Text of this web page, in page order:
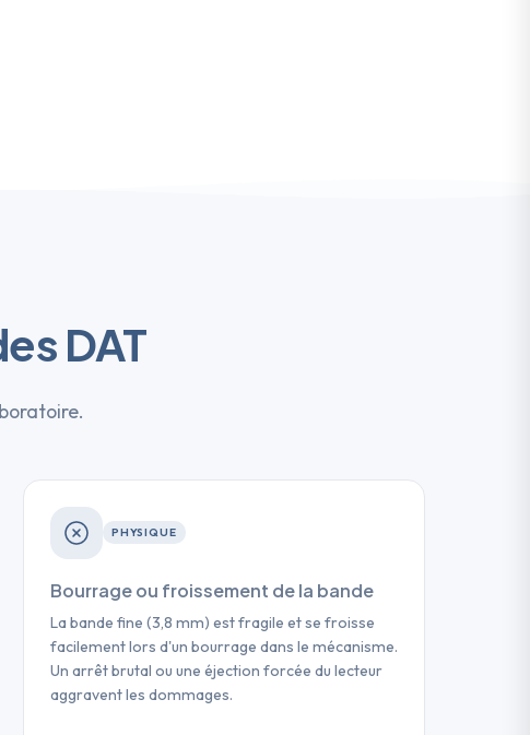
DAT
PHYSIQUE
Bourrage ou froissement de la bande
La bande fine (3,8 mm) est fragile et se froisse
facilement lors d'un bourrage dans le mécanisme.
Un arrêt brutal ou une éjection forcée du lecteur
aggravent les dommages.